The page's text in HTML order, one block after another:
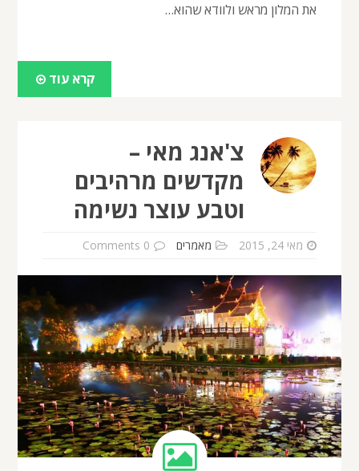
את המלון מראש ולוודא שהוא…
קרא עוד
צ'אנג מאי –
מקדשים מרהיבים
וטבע עוצר נשימה
מאי 24, 2015 מאמרים 0 Comments